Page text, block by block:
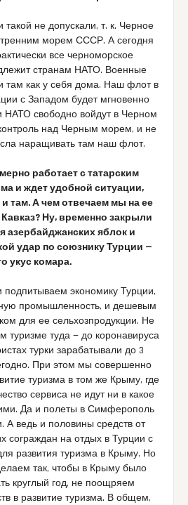
не допускали, т. к. Черное
морем СССР. А сегодня
все черноморское
странам НАТО. Военные
как у себя дома. Наш флот в
с Западом будет мгновенно
НАТО свободно войдут в Черном
над Черным морем, и не
наращивать там наш флот.
работает с татарским
и ждет удобной ситуации,
там. А чем отвечаем мы на ее
Ну, временно закрыли
азербайджанских яблок и
удар по союзнику Турции —
укус комара.
экономику Турции,
промышленность, и дешевым
для ее сельхозпродукции. Не
туризме туда — до коронавируса
турки зарабатывали до 3
При этом мы совершенно
туризма в том же Крыму, где
сервиса не идут ни в какое
Да и полеты в Симферополь
А ведь и половины средств от
сограждан на отдых в Турции с
развития туризма в Крыму. Но
так, чтобы в Крыму было
круглый год, не поощряем
в развитие туризма. В общем,